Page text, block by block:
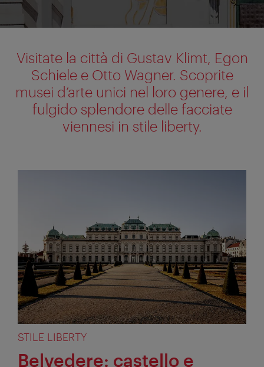
Visitate la città di Gustav Klimt, Egon
Schiele e Otto Wagner. Scoprite
musei d’arte unici nel loro genere, e il
fulgido splendore delle facciate
viennesi in stile liberty.
STILE LIBERTY
Belvedere: castello e